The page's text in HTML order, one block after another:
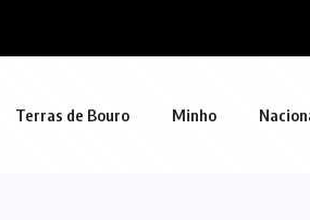
Terras de Bouro Minho